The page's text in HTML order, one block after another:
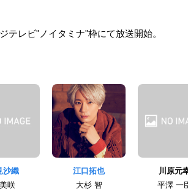
テレビ"ノイタミナ"枠にて放送開始。
沙織
咲
江口拓也
大杉 智
川原元
平澤 一